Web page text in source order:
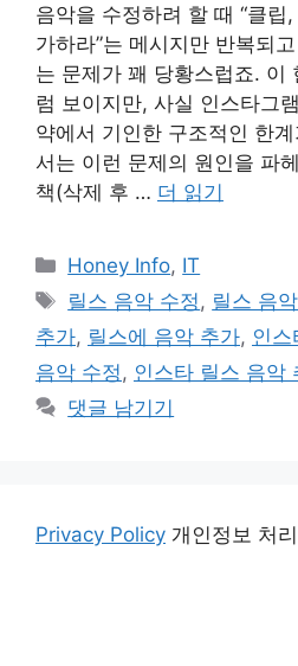
음악을 수정하려 할 때 “클립
가하라”는 메시지만 반복되
는 문제가 꽤 당황스럽죠. 이
럼 보이지만, 사실 인스타그
약에서 기인한 구조적인 한
서는 이런 문제의 원인을 파
책(삭제 후 … 더 읽기
카
테
리
Honey Info, IT
태
그
릴스 음악 수정 , 릴스 음
추가, 릴스에 음악 추가, 인스
음악 수정 , 인스타 릴스 음악
댓글 남기기
Privacy Policy 개인정보 처